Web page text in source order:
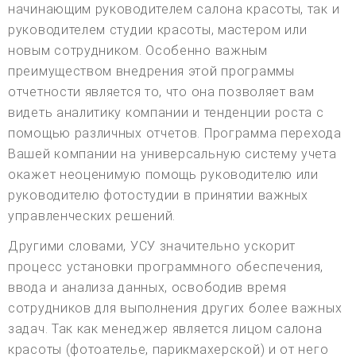
начинающим руководителем салона красоты, так и
руководителем студии красоты, мастером или
новым сотрудником. Особенно важным
преимуществом внедрения этой программы
отчетности является то, что она позволяет вам
видеть аналитику компании и тенденции роста с
помощью различных отчетов. Программа перехода
Вашей компании на универсальную систему учета
окажет неоценимую помощь руководителю или
руководителю фотостудии в принятии важных
управленческих решений.
Другими словами, УСУ значительно ускорит
процесс установки программного обеспечения,
ввода и анализа данных, освободив время
сотрудников для выполнения других более важных
задач. Так как менеджер является лицом салона
красоты (фотоателье, парикмахерской) и от него